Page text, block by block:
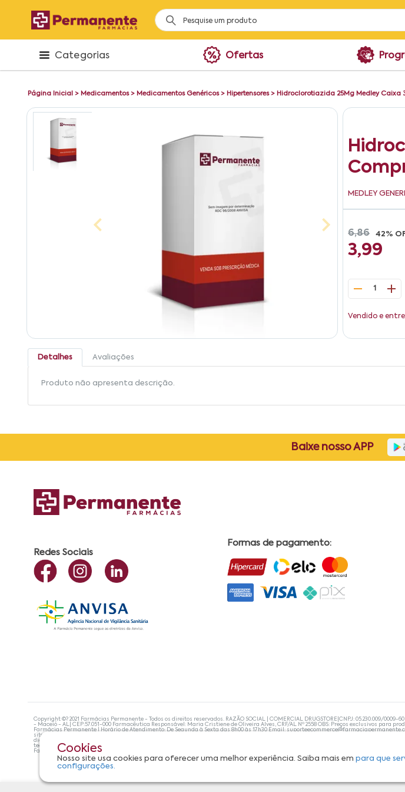
Categorias Ofertas
Página Inicial > Medicamentos> Medicamentos Genéricos> Hipertensores> Hidroclorotiazida 25Mg Medley Caixa
MEDLEY
6,86 42%
3,99
1
Vendido e
Detalhes Avaliações
Produto não apresenta descrição.
Cookies
Nosso site usa cookies para oferecer uma melhor experiência. Saiba mais empara que
configurações.
Baixe nosso APP
Redes Sociais
Formas de pagamento:
Copyright ©? 2021 Farmácias Permanente - Todos os direitos reservados. RAZÃO SOCIAL | COMERCIAL DRUGSTORE|CNPJ: 05.230.009/0009-
- Maceió - AL| CEP:57.051-000 Farmacêutica Responsável: Maria Cristiene de Oliveira Alves, CRF/AL Nº 2558 OBS: Preços exclusivos para
Farmácias Permanente | Horário de Atendimento: De Segunda à Sexta das 8h00 às 17h30 Email:
site não devem ser utilizadas para automedicação e, de forma alguma, substituem as orientações de um profissional da área médica.
diagnosticar problemas de saúde e prescrever o tratamento adequado. Se os sintomas persistirem, um médico deve ser consultado. A
tecnologias mais avançadas de proteção de dados, para que você possa realizar suas compras com tranquilidade. A privacidade e a
Farmácias Permanente. Todos os pedidos efetuados estão sujeitos à confirmação da disponibilidade de produto em nosso estoque.